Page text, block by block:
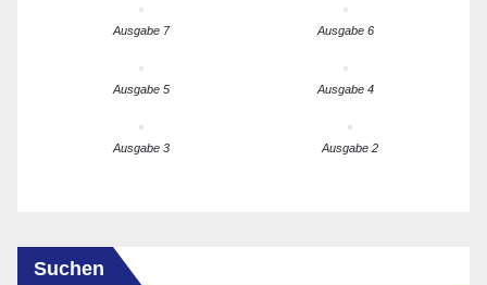
Ausgabe 7 Ausgabe 6
Ausgabe 5 Ausgabe 4
Ausgabe 3 Ausgabe 2
Suchen